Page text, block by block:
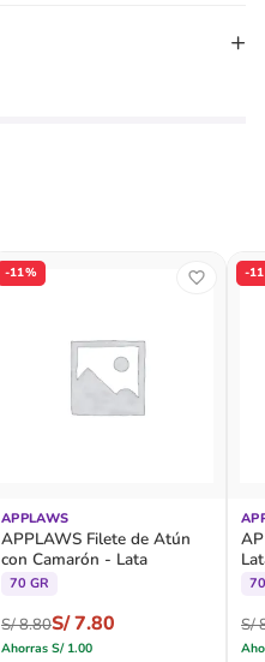
+
-11%
APPLAWS
APPLAWS Filete de Atún
con Camarón - Lata
70 GR
S/8.80S/7.80
Ahorras S/1.00
-
S/